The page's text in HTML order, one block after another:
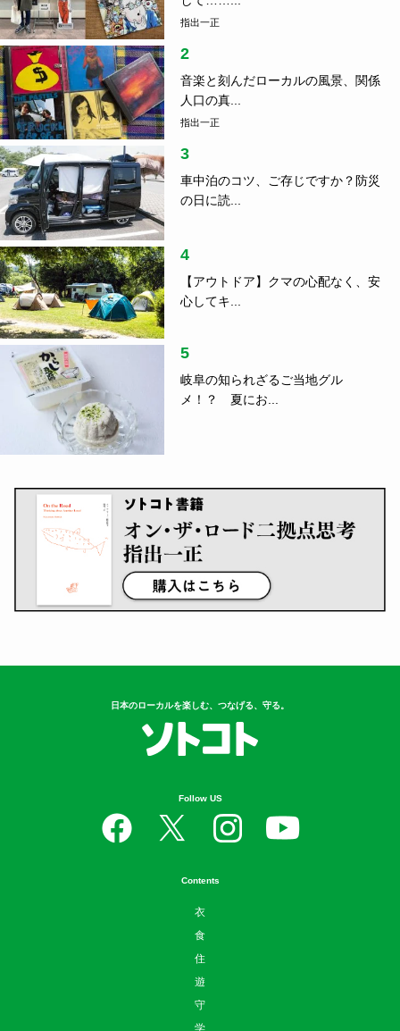
指出一正
2
音楽と刻んだローカルの風景、関係
人口の真...
指出一正
3
車中泊のコツ、ご存じですか？防災
の日に読...
4
【アウトドア】クマの心配なく、安
心してキ...
5
岐阜の知られざるご当地グル
メ！？ 夏にお...
日本のローカルを楽しむ、つなげる、守る。
Follow US
Contents
衣
食
住
遊
守
学